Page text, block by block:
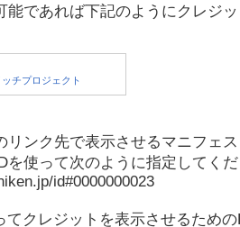
能であれば下記のようにクレジ
リンク先で表示させるマニフェス
を使って次のように指定してくだ
id#0000000023
てクレジットを表示させるための